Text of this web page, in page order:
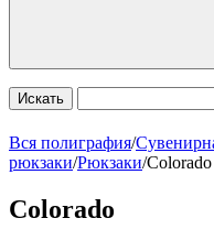
Искать
Вся полиграфия/
рюкзаки/Рюкзаки/Colorado
Colorado